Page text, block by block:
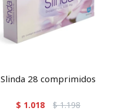
Slinda 28 comprimidos
$ 1.018 $ 1.198